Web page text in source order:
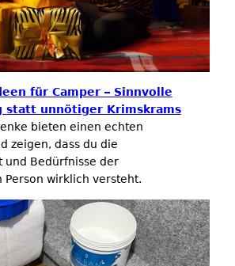
für Camper – Sinnvolle
statt unnötiger Krimskrams
bieten einen echten
zeigen, dass du die
und Bedürfnisse der
Person wirklich versteht.